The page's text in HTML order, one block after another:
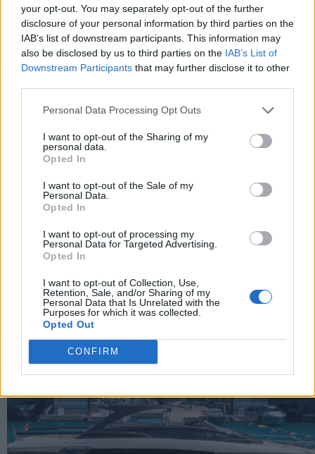
your opt-out. You may separately opt-out of the further
disclosure of your personal information by third parties on the
IAB’s list of downstream participants. This information may
also be disclosed by us to third parties on the IAB’s List of
Downstream Participants that may further disclose it to other
Personal Data Processing Opt Outs
I want to opt-out of the Sharing of my
personal data.
Opted In
I want to opt-out of the Sale of my
Personal Data.
Opted In
I want to opt-out of processing my
Personal Data for Targeted Advertising.
Opted In
I want to opt-out of Collection, Use,
Retention, Sale, and/or Sharing of my
Personal Data that Is Unrelated with the
Purposes for which it was collected.
Opted Out
CONFIRM
Immagini courtesyER Yacht Design
Articolo di Robbreport.com
Per altri contenuti iscriviti alla newsletter di Robb
Report ISCRIVITI
Share